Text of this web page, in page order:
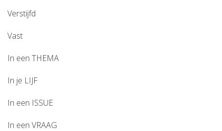
Verstijfd
Vast
In een THEMA
In je LIJF
In een ISSUE
In een VRAAG